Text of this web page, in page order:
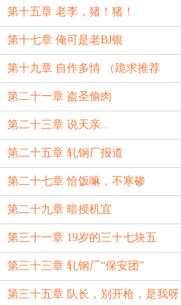
第十五章 老李，猪！猪！
第十七章 俺可是老BJ银
第十九章 自作多情 （跪求推荐
票、月票）
第二十一章 盗圣偷肉
第二十三章 说天亲...
第二十五章 轧钢厂报道
第二十七章 恰饭嘛，不寒碜
第二十九章 暗授机宜
第三十一章 19岁的三十七块五
第三十三章 轧钢厂“保安团”
第三十五章 队长，别开枪，是我呀